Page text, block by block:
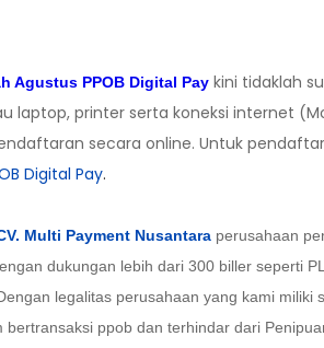
Agustus PPOB Digital Pay kini tidaklah
laptop, printer serta koneksi internet
secara online. Untuk
Digital Pay.
Multi Payment Nusantara perusahaan
dukungan lebih dari 300 biller seperti
legalitas perusahaan yang kami miliki
ppob dan terhindar dari